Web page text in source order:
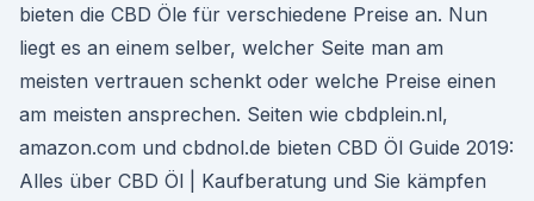
bieten die CBD Öle für verschiedene Preise an. Nun
liegt es an einem selber, welcher Seite man am
meisten vertrauen schenkt oder welche Preise einen
am meisten ansprechen. Seiten wie cbdplein.nl,
amazon.com und cbdnol.de bieten CBD Öl Guide 2019:
Alles über CBD Öl | Kaufberatung und Sie kämpfen